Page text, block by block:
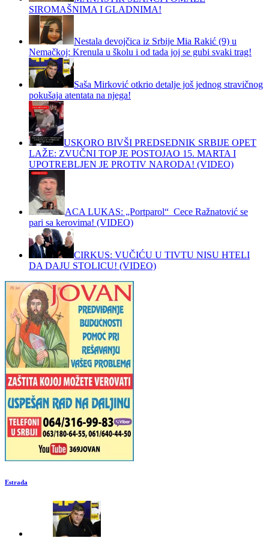
SIROMAŠNIMA I GLADNIMA!
Nestala devojčica iz Srbije Mia Rakić (9) u
Nemačkoj: Krenula u školu i od tada joj se gubi svaki trag!
Saša Mirković otkrio detalje još jednog stravičnog
pokušaja atentata na njega!
USKORO BIVŠI PREDSEDNIK SRBIJE OPET
LAŽE: ZVUČNI TOP JE POSTOJAO 15. MARTA I
UPOTREBLJEN JE PROTIV NARODA! (VIDEO)
ACA LUKAS: „Portparol“ Cece Ražnatović se
pari sa kerovima! (VIDEO)
CIRKUS: VUČIĆU U TIVTU NISU HTELI
DA DAJU STOLICU! (VIDEO)
Estrada